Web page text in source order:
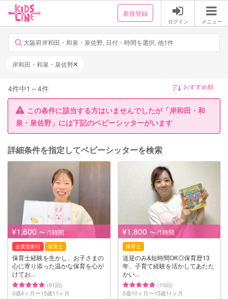
新規登録
ログイン メニュー
大阪府岸和田・和泉・泉佐野, 日付・時間を選択, 他1件
岸和田・和泉・泉佐野
4件中1 ～4件
この条件に該当する方はいませんでしたが「岸和田・和
泉・泉佐野」には下記のベビーシッターがいます
詳細条件を指定してベビーシッターを検索
¥1,600 〜 /1時間
企業型割引 保育士
保育士経験を生かし、お子さまの
心に寄り添った温かな保育を心が
けてお...
(61回)
0歳4ヶ月〜15歳11ヶ月
¥1,800 〜 /1時間
保育士
送迎のみ&短時間OK◎保育歴13
年、子育て経験を活かしてあたた
かい...
(10回)
0歳10ヶ月〜15歳11ヶ月